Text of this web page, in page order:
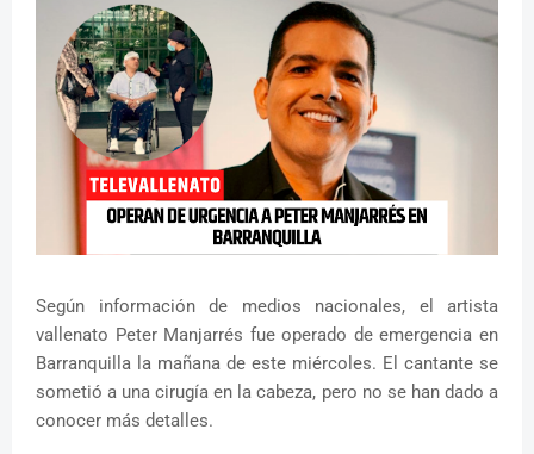
Según información de medios nacionales, el artista
vallenato Peter Manjarrés fue operado de emergencia en
Barranquilla la mañana de este miércoles. El cantante se
sometió a una cirugía en la cabeza, pero no se han dado a
conocer más detalles.